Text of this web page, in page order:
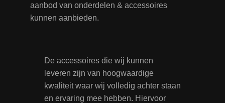
aanbod van onderdelen & accessoires
kunnen aanbieden.
De accessoires die wij kunnen
leveren zijn van hoogwaardige
kwaliteit waar wij volledig achter staan
en ervaring mee hebben. Hiervoor